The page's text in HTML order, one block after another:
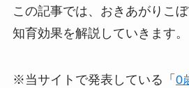
この記事では、おきあがりこ
知育効果を解説していきます。
※当サイトで発表している「 0